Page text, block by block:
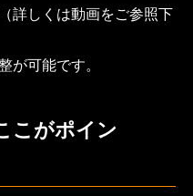
詳しくは動画をご参照下
が可能です。
こがポイン